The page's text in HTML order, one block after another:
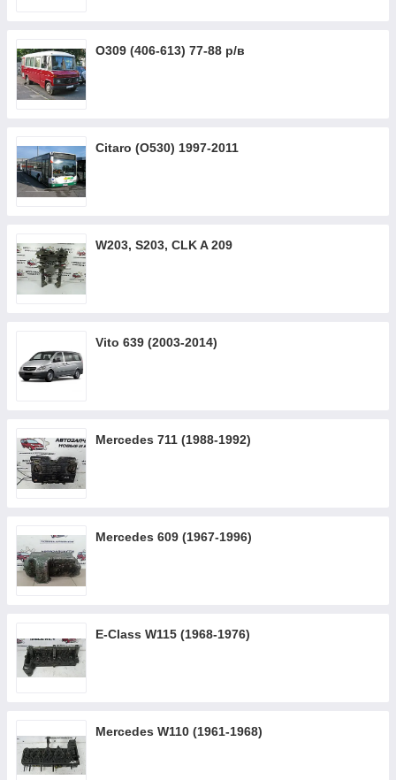
O309 (406-613) 77-88 р/в
Citaro (O530) 1997-2011
W203, S203, CLK A 209
Vito 639 (2003-2014)
Mercedes 711 (1988-1992)
Mercedes 609 (1967-1996)
E-Class W115 (1968-1976)
Mercedes W110 (1961-1968)